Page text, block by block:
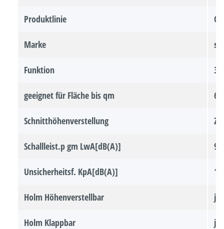
Produktlinie
Marke
Funktion
geeignet für Fläche bis qm
Schnitthöhenverstellung
Schallleist.p gm LwA[dB(A)] 90
Unsicherheitsf. KpA[dB(A)] 1
Holm Höhenverstellbar ja
Holm Klappbar ja